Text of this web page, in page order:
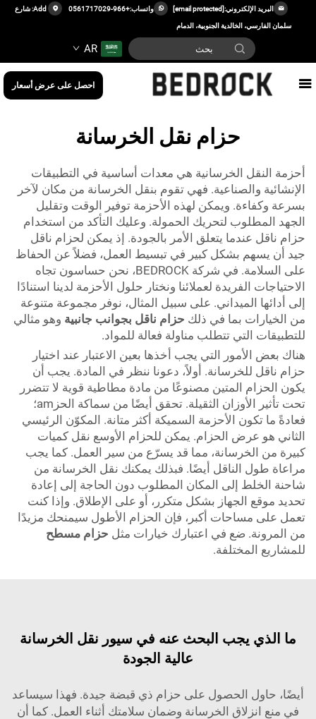
البريد الإلكتروني:[email protected] واتساب:+966-0561717029 Add: شارع
سلمان الفارسي، الخالدية الجنوبية، الدمام
AR
احصل على عرض أسعار
حزام نقل الخرسانة
أحزمة النقل الخرسانية هي معدات أساسية في التطبيقات
الإنشائية والصناعية. فهي تقوم بنقل الخرسانة من مكان لآخر
بسرعة وكفاءة. ويمكن لهذه الأحزمة توفير الوقت وتقليل
الجهد المطلوب لتحريك الحمولة. وعليك التأكد من استخدام
حزام ناقل عندما يتعلق الأمر بالجودة. إذ يمكن لحزام ناقل
جيد أن يسهم بشكل كبير في تبسيط العمل، فضلاً عن الحفاظ
على السلامة. في شركة BEDROCK، نحن حساسون تجاه
الاحتياجات الفريدة لعملائنا ونختار حلول الأحزمة لدينا استنادًا
إلى أدائها الميداني. على سبيل المثال، نوفر مجموعة متنوعة
من الخيارات بما في ذلك حزام ناقل بجوانب جانبية وهو مثالي
للتطبيقات التي تتطلب مناولة فعالة للمواد.
هناك بعض الأمور التي يجب أخذها بعين الاعتبار عند اختيار
حزام ناقل للخرسانة. أولاً، دعونا ننظر في المادة. يجب أن
يكون الحزام المتين مصنوعًا من مادة مطاطية قوية لا تتضرر
تحت تأثير الأوزان الثقيلة. تحقق أيضًا من سماكة الحزam؛
فعادةً ما تكون الأحزمة السميكة أكثر متانة. المكوّن الرئيسي
الثاني هو عرض الحزام. يمكن للحزام الأوسع نقل كميات
كبيرة من الخرسانة، مما قد يسرّع من سير العمل. كما يجب
مراعاة طول الناقل أيضًا. فبذلك يمكنك نقل الخرسانة من
شاحنة الخلط إلى المكان المطلوب دون الحاجة إلى إعادة
تحديد موقع الجهاز بشكل متكرر، أو على الإطلاق. وإذا كنت
تعمل على مساحات أكبر، فإن الحزام الأطول سيمنحك مزيدًا
من المرونة. ضع في اعتبارك خيارات مثل حزام مسطح
للمشاريع المختلفة.
ما الذي يجب البحث عنه في سيور نقل الخرسانة
عالية الجودة
أيضًا، حاول الحصول على حزام ذي قبضة جيدة. فهذا سيساعد
في منع انزلاق الخرسانة وضمان سلامتك أثناء العمل. كما أن